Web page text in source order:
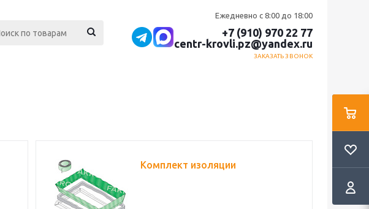
Ежедневно с 8:00 до 18:00
+7 (910) 970 22 77
centr-krovli.pz@yandex.ru
ЗАКАЗАТЬ ЗВОНОК
Комплект изоляции